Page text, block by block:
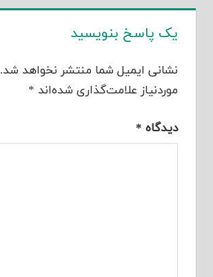
یک پاسخ بنویسید
نشانی ایمیل شما منتشر نخواهد شد.
موردنیاز علامت‌گذاری شده‌اند *
دیدگاه *